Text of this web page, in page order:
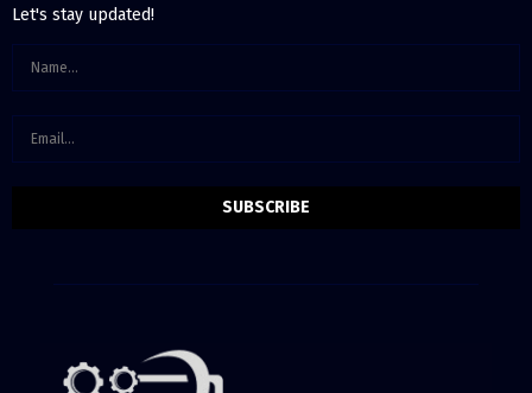
Let's stay updated!